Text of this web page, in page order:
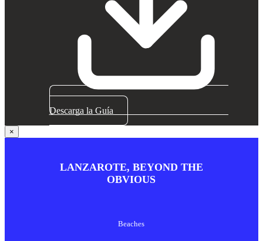
Descarga la Guía
×
LANZAROTE, BEYOND THE
OBVIOUS
Beaches